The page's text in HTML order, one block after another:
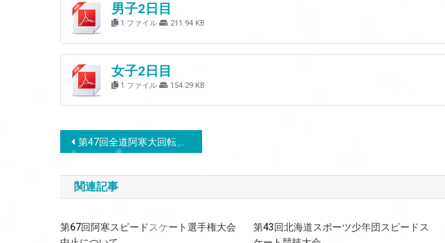
男子2日目
1 ファイル 211.94 KB
女子2日目
1 ファイル 154.29 KB
投
稿
ナ
ビ
第47回全道阿寒大回転 兼 ナスターレース公認大会
関連記事
第67回阿寒スピードスケート選手権大会
第43回北海道スポーツ少年団スピードス